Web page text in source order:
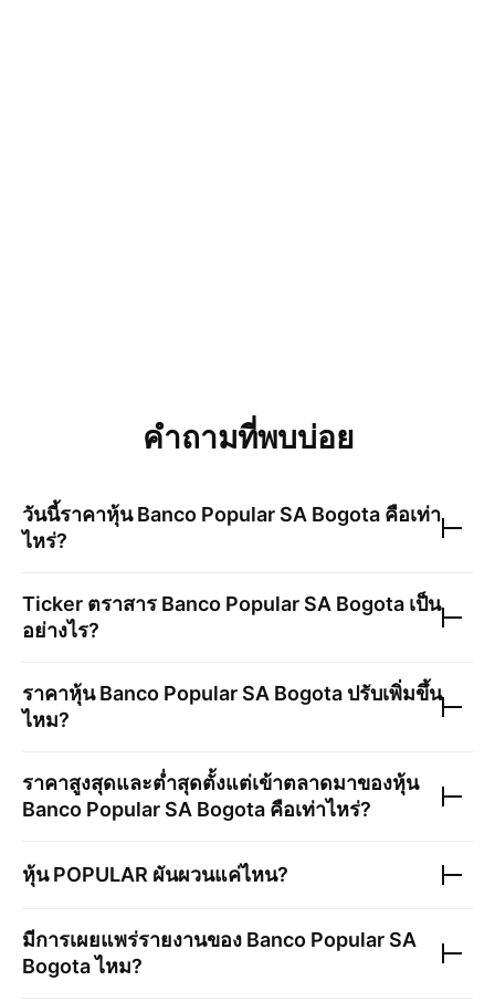
คำถามที่พบบ่อย
วันนี้ราคาหุ้นBanco Popular SA Bogota คือเท่า
ไหร่?
Ticker ตราสาร Banco Popular SA Bogota เป็น
อย่างไร?
ราคาหุ้นBanco Popular SA Bogota ปรับเพิ่มขึ้น
ไหม?
ราคาสูงสุดและต่ำสุดตั้งแต่เข้าตลาดมาของหุ้น
Banco Popular SA Bogota คือเท่าไหร่?
หุ้นPOPULAR ผันผวนแค่ไหน?
มีการเผยแพร่รายงานของ Banco Popular SA
Bogotaไหม?